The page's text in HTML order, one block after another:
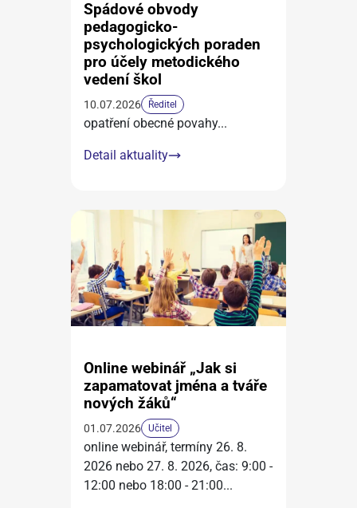
Spádové obvody
pedagogicko-
psychologických poraden
pro účely metodického
vedení škol
10.07.2026 Ředitel
opatření obecné povahy...
Detail aktuality
Online webinář „Jak si
zapamatovat jména a tváře
nových žáků“
01.07.2026 Učitel
online webinář, termíny 26. 8.
2026 nebo 27. 8. 2026, čas: 9:00 -
12:00 nebo 18:00 - 21:00...